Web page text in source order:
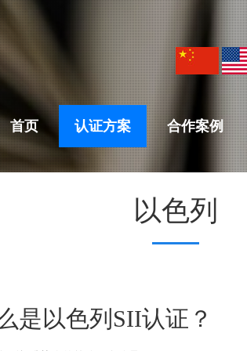
首页 认证方案 合作案例
以色列
是以色列SII认证？